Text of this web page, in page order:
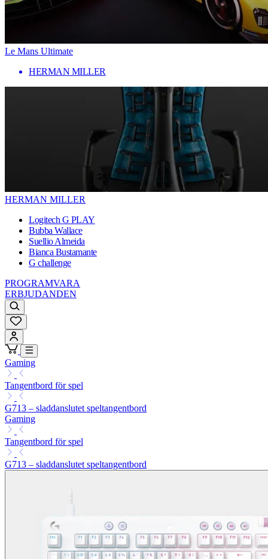
Le Mans Ultimate
HERMAN MILLER
HERMAN MILLER
Logitech G PLAY
Bubba Wallace
Suellio Almeida
Bianca Bustamante
G challenge
PROGRAMVARA
ERBJUDANDEN
Gaming
Tangentbord för spel
G713 – sladdanslutet speltangentbord
Gaming
Tangentbord för spel
G713 – sladdanslutet speltangentbord